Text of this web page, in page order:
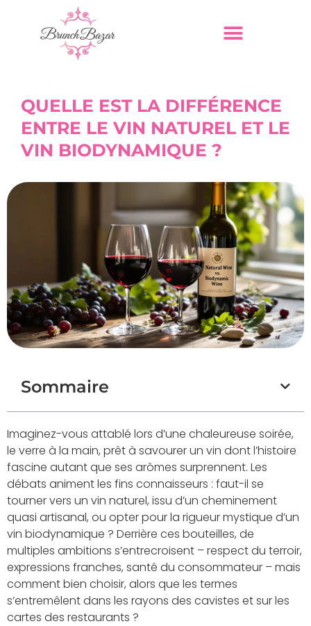
QUELLE EST LA DIFFÉRENCE
ENTRE LE VIN NATUREL ET LE
VIN BIODYNAMIQUE ?
Sommaire
Imaginez-vous attablé lors d’une chaleureuse soirée,
le verre à la main, prêt à savourer un vin dont l’histoire
fascine autant que ses arômes surprennent. Les
débats animent les fins connaisseurs : faut-il se
tourner vers un vin naturel, issu d’un cheminement
quasi artisanal, ou opter pour la rigueur mystique d’un
vin biodynamique ? Derrière ces bouteilles, de
multiples ambitions s’entrecroisent – respect du terroir,
expressions franches, santé du consommateur – mais
comment bien choisir, alors que les termes
s’entremêlent dans les rayons des cavistes et sur les
cartes des restaurants ?